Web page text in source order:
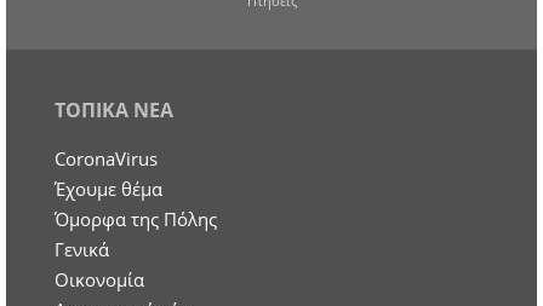
ΤΟΠΙΚΑ ΝΕΑ
CoronaVirus
Έχουμε θέμα
Όμορφα της Πόλης
Γενικά
Οικονομία